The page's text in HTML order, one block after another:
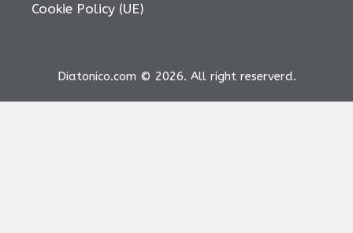
Cookie Policy (UE)
Diatonico.com © 2026. All right reserverd.